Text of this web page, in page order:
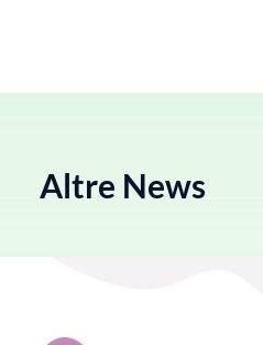
Altre News